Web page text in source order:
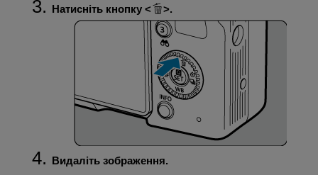
Натисніть кнопку .
Видаліть зображення.